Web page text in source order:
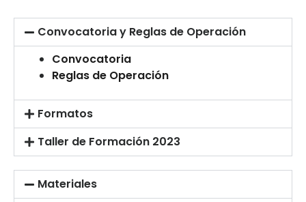
Convocatoria y Reglas de Operación
Convocatoria
Reglas de Operación
Formatos
Taller de Formación 2023
Materiales